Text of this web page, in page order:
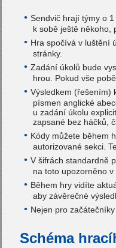
Sendvič hrají týmy o
k sobě ještě někoho,
Hra spočívá v luštění
stránky.
Zadání úkolů bude
hrou. Pokud vše
Výsledkem (řešením)
písmen anglické
u zadání úkolu
zapsané bez háčků,
Kódy můžete během
autorizované sekci.
V šifrách standardně
na toto upozorněno
Během hry vidíte
aby závěrečné
Nejen pro
Schéma